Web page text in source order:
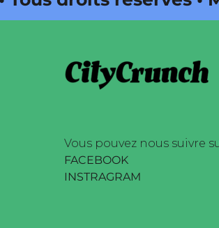
Vous pouvez nous suivre
FACEBOOK
INSTRAGRAM